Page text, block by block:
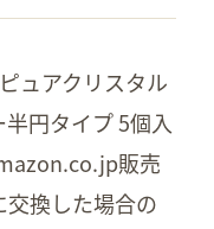
ュアクリスタル
円タイプ 5個入
販売
換した場合の